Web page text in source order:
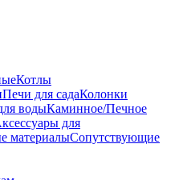
Котлы
Печи для садаКолонки
водыКаминное/Печное
для
материалыСопутствующие